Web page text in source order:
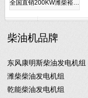
全国直销200KW潍柴裕…
柴油机品牌
东风康明斯柴油发电机组
潍柴柴油发电机组
乾能柴油发电机组